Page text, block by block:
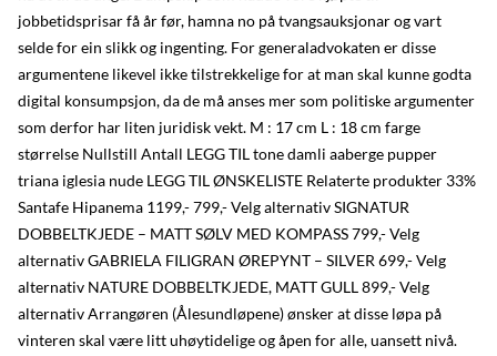
jobbetidsprisar få år før, hamna no på tvangsauksjonar og vart
selde for ein slikk og ingenting. For generaladvokaten er disse
argumentene likevel ikke tilstrekkelige for at man skal kunne godta
digital konsumpsjon, da de må anses mer som politiske argumenter
som derfor har liten juridisk vekt. M : 17 cm L : 18 cm farge
størrelse Nullstill Antall LEGG TIL tone damli aaberge pupper
triana iglesia nude LEGG TIL ØNSKELISTE Relaterte produkter 33%
Santafe Hipanema 1199,- 799,- Velg alternativ SIGNATUR
DOBBELTKJEDE – MATT SØLV MED KOMPASS 799,- Velg
alternativ GABRIELA FILIGRAN ØREPYNT – SILVER 699,- Velg
alternativ NATURE DOBBELTKJEDE, MATT GULL 899,- Velg
alternativ Arrangøren (Ålesundløpene) ønsker at disse løpa på
vinteren skal være litt uhøytidelige og åpen for alle, uansett nivå.